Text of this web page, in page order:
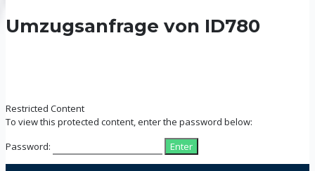
Umzugsanfrage von ID780
Restricted Content
To view this protected content, enter the password below:
Password: